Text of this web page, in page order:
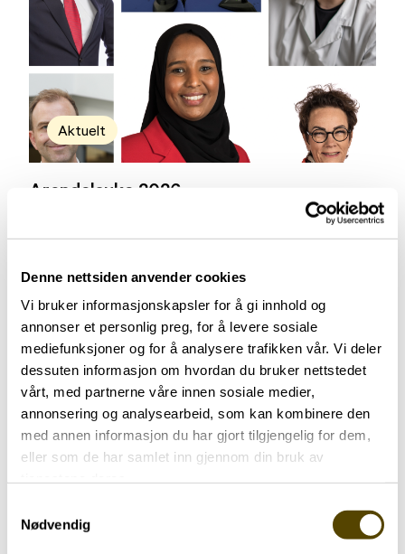
Denne nettsiden anvender cookies
Vi bruker informasjonskapsler for å gi innhold og
annonser et personlig preg, for å levere sosiale
mediefunksjoner og for å analysere trafikken vår. Vi deler
dessuten informasjon om hvordan du bruker nettstedet
vårt, med partnerne våre innen sosiale medier,
annonsering og analysearbeid, som kan kombinere den
med annen informasjon du har gjort tilgjengelig for dem,
eller som de har samlet inn gjennom din bruk av
Nødvendig
Aktuelt
Arendalsuka 2026
Aktuelt
Parkinson Unity Walk 2026